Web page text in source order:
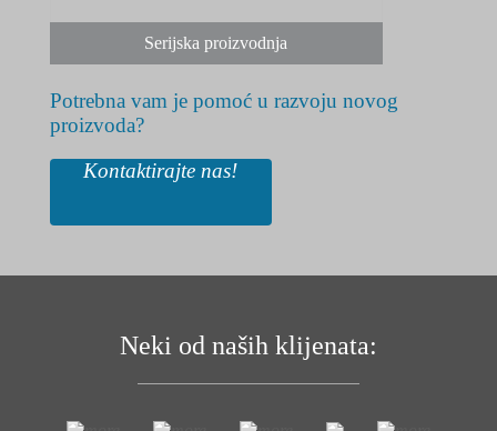
Serijska proizvodnja
Potrebna vam je pomoć u razvoju novog
proizvoda?
Kontaktirajte nas!
Neki od naših klijenata: